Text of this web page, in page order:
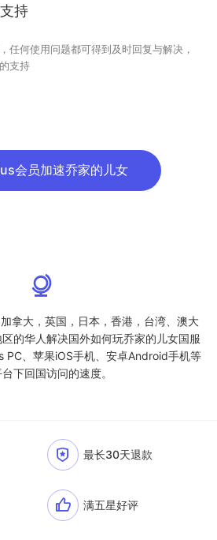
持
任何使用问题都可得到及时回复与解决，
支持
会员加速乔家的儿女
拿大，英国，日本，香港，台湾、澳大
的华人解决国外如何玩乔家的儿女国服
PC、苹果iOS手机、安卓Android手机等
下回国访问的速度。
最长30天退款
满五星好评